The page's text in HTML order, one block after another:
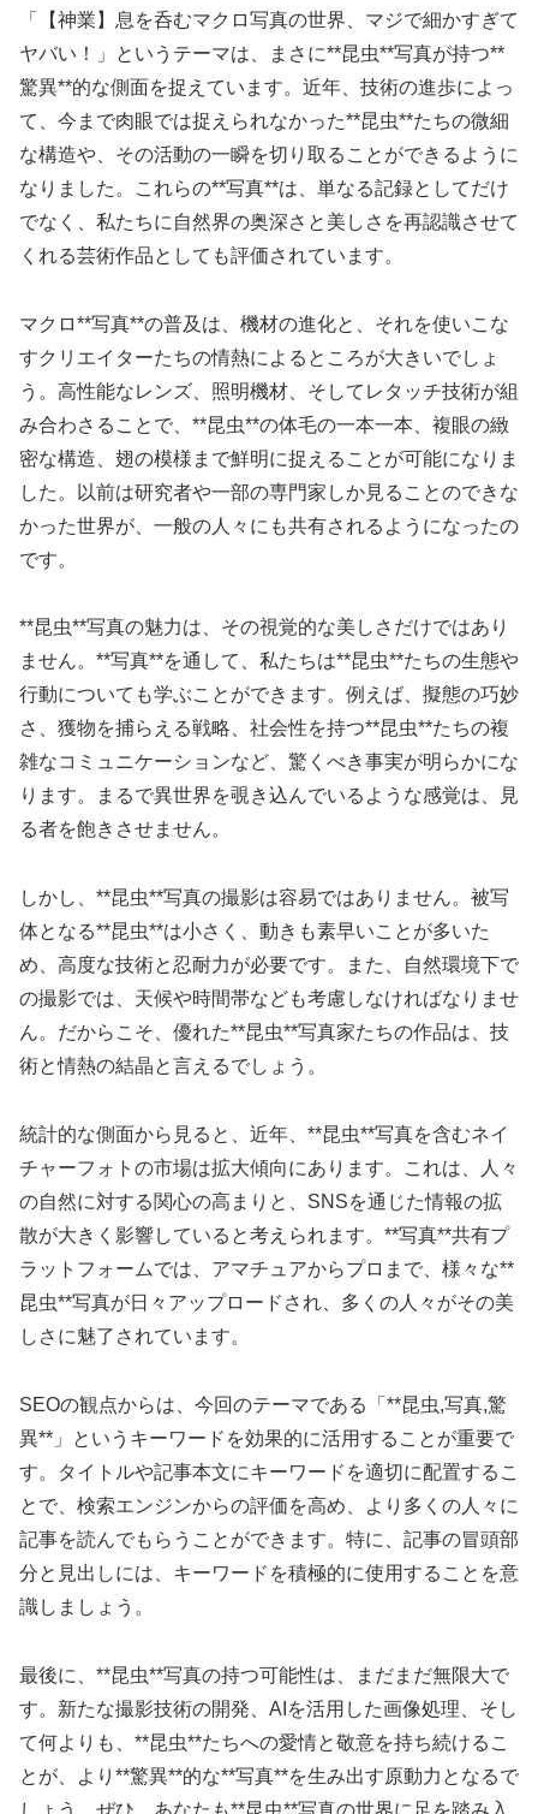
「【神業】息を呑むマクロ写真の世界、マジで細かすぎて
ヤバい！」というテーマは、まさに**昆虫**写真が持つ**
驚異**的な側面を捉えています。近年、技術の進歩によっ
て、今まで肉眼では捉えられなかった**昆虫**たちの微細
な構造や、その活動の一瞬を切り取ることができるように
なりました。これらの**写真**は、単なる記録としてだけ
でなく、私たちに自然界の奥深さと美しさを再認識させて
くれる芸術作品としても評価されています。
マクロ**写真**の普及は、機材の進化と、それを使いこな
すクリエイターたちの情熱によるところが大きいでしょ
う。高性能なレンズ、照明機材、そしてレタッチ技術が組
み合わさることで、**昆虫**の体毛の一本一本、複眼の緻
密な構造、翅の模様まで鮮明に捉えることが可能になりま
した。以前は研究者や一部の専門家しか見ることのできな
かった世界が、一般の人々にも共有されるようになったの
です。
**昆虫**写真の魅力は、その視覚的な美しさだけではあり
ません。**写真**を通して、私たちは**昆虫**たちの生態や
行動についても学ぶことができます。例えば、擬態の巧妙
さ、獲物を捕らえる戦略、社会性を持つ**昆虫**たちの複
雑なコミュニケーションなど、驚くべき事実が明らかにな
ります。まるで異世界を覗き込んでいるような感覚は、見
る者を飽きさせません。
しかし、**昆虫**写真の撮影は容易ではありません。被写
体となる**昆虫**は小さく、動きも素早いことが多いた
め、高度な技術と忍耐力が必要です。また、自然環境下で
の撮影では、天候や時間帯なども考慮しなければなりませ
ん。だからこそ、優れた**昆虫**写真家たちの作品は、技
術と情熱の結晶と言えるでしょう。
統計的な側面から見ると、近年、**昆虫**写真を含むネイ
チャーフォトの市場は拡大傾向にあります。これは、人々
の自然に対する関心の高まりと、SNSを通じた情報の拡
散が大きく影響していると考えられます。**写真**共有プ
ラットフォームでは、アマチュアからプロまで、様々な**
昆虫**写真が日々アップロードされ、多くの人々がその美
しさに魅了されています。
SEOの観点からは、今回のテーマである「**昆虫,写真,驚
異**」というキーワードを効果的に活用することが重要で
す。タイトルや記事本文にキーワードを適切に配置するこ
とで、検索エンジンからの評価を高め、より多くの人々に
記事を読んでもらうことができます。特に、記事の冒頭部
分と見出しには、キーワードを積極的に使用することを意
識しましょう。
最後に、**昆虫**写真の持つ可能性は、まだまだ無限大で
す。新たな撮影技術の開発、AIを活用した画像処理、そし
て何よりも、**昆虫**たちへの愛情と敬意を持ち続けるこ
とが、より**驚異**的な**写真**を生み出す原動力となるで
しょう。ぜひ、あなたも**昆虫**写真の世界に足を踏み入